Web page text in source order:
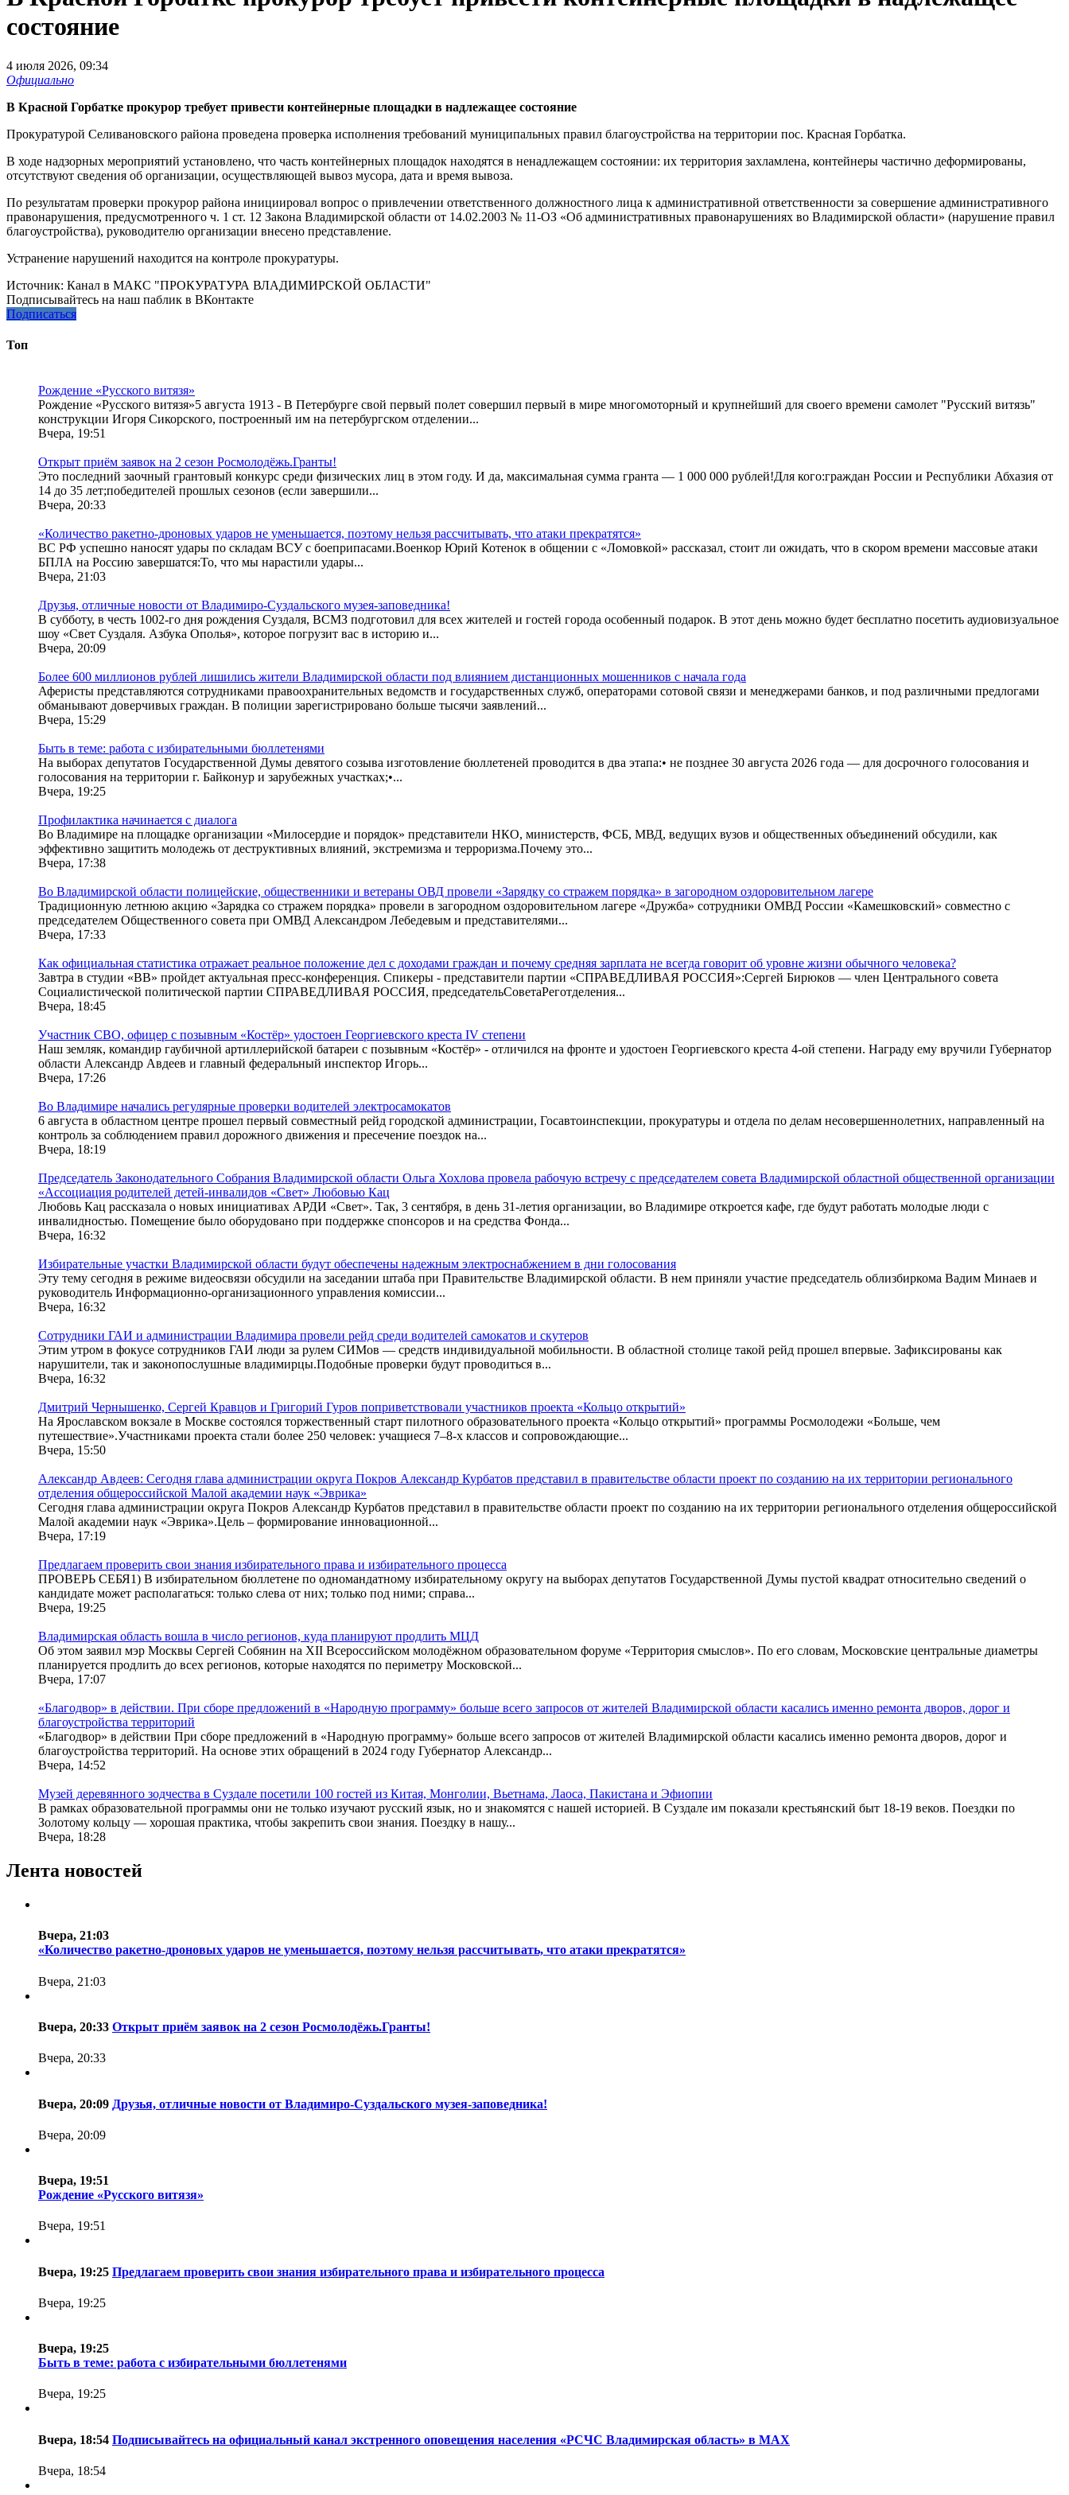
состояние
4 июля 2026, 09:34
Официально
В Красной Горбатке прокурор требует привести контейнерные площадки в надлежащее состояние
Прокуратурой Селивановского района проведена проверка исполнения требований муниципальных правил благоустройства на территории пос. Красная Горбатка.
В ходе надзорных мероприятий установлено, что часть контейнерных площадок находятся в ненадлежащем состоянии: их территория захламлена, контейнеры частично деформированы,
отсутствуют сведения об организации, осуществляющей вывоз мусора, дата и время вывоза.
По результатам проверки прокурор района инициировал вопрос о привлечении ответственного должностного лица к административной ответственности за совершение административного
правонарушения, предусмотренного ч. 1 ст. 12 Закона Владимирской области от 14.02.2003 № 11-ОЗ «Об административных правонарушениях во Владимирской области» (нарушение правил
благоустройства), руководителю организации внесено представление.
Устранение нарушений находится на контроле прокуратуры.
Источник: Канал в МАКС "ПРОКУРАТУРА ВЛАДИМИРСКОЙ ОБЛАСТИ"
Подписывайтесь на наш паблик в ВКонтакте
Подписаться
Топ
Рождение «Русского витязя»
Рождение «Русского витязя»5 августа 1913 - В Петербурге свой первый полет совершил первый в мире многомоторный и крупнейший для своего времени самолет "Русский витязь"
конструкции Игоря Сикорского, построенный им на петербургском отделении...
Вчера, 19:51
Открыт приём заявок на 2 сезон Росмолодёжь.Гранты!
Это последний заочный грантовый конкурс среди физических лиц в этом году. И да, максимальная сумма гранта — 1 000 000 рублей!Для кого:граждан России и Республики Абхазия от
14 до 35 лет;победителей прошлых сезонов (если завершили...
Вчера, 20:33
«Количество ракетно-дроновых ударов не уменьшается, поэтому нельзя рассчитывать, что атаки прекратятся»
ВС РФ успешно наносят удары по складам ВСУ с боеприпасами.Военкор Юрий Котенок в общении с «Ломовкой» рассказал, стоит ли ожидать, что в скором времени массовые атаки
БПЛА на Россию завершатся:То, что мы нарастили удары...
Вчера, 21:03
Друзья, отличные новости от Владимиро-Суздальского музея-заповедника!
В субботу, в честь 1002-го дня рождения Суздаля, ВСМЗ подготовил для всех жителей и гостей города особенный подарок. В этот день можно будет бесплатно посетить аудиовизуальное
шоу «Свет Суздаля. Азбука Ополья», которое погрузит вас в историю и...
Вчера, 20:09
Более 600 миллионов рублей лишились жители Владимирской области под влиянием дистанционных мошенников с начала года
Аферисты представляются сотрудниками правоохранительных ведомств и государственных служб, операторами сотовой связи и менеджерами банков, и под различными предлогами
обманывают доверчивых граждан. В полиции зарегистрировано больше тысячи заявлений...
Вчера, 15:29
Быть в теме: работа с избирательными бюллетенями
На выборах депутатов Государственной Думы девятого созыва изготовление бюллетеней проводится в два этапа:• не позднее 30 августа 2026 года — для досрочного голосования и
голосования на территории г. Байконур и зарубежных участках;•...
Вчера, 19:25
Профилактика начинается с диалога
Во Владимире на площадке организации «Милосердие и порядок» представители НКО, министерств, ФСБ, МВД, ведущих вузов и общественных объединений обсудили, как
эффективно защитить молодежь от деструктивных влияний, экстремизма и терроризма.Почему это...
Вчера, 17:38
Во Владимирской области полицейские, общественники и ветераны ОВД провели «Зарядку со стражем порядка» в загородном оздоровительном лагере
Традиционную летнюю акцию «Зарядка со стражем порядка» провели в загородном оздоровительном лагере «Дружба» сотрудники ОМВД России «Камешковский» совместно с
председателем Общественного совета при ОМВД Александром Лебедевым и представителями...
Вчера, 17:33
Как официальная статистика отражает реальное положение дел с доходами граждан и почему средняя зарплата не всегда говорит об уровне жизни обычного человека?
Завтра в студии «ВВ» пройдет актуальная пресс-конференция. Спикеры - представители партии «СПРАВЕДЛИВАЯ РОССИЯ»:Сергей Бирюков — член Центрального совета
Социалистической политической партии СПРАВЕДЛИВАЯ РОССИЯ, председательСоветаРеготделения...
Вчера, 18:45
Участник СВО, офицер с позывным «Костёр» удостоен Георгиевского креста IV степени
Наш земляк, командир гаубичной артиллерийской батареи с позывным «Костёр» - отличился на фронте и удостоен Георгиевского креста 4-ой степени. Награду ему вручили Губернатор
области Александр Авдеев и главный федеральный инспектор Игорь...
Вчера, 17:26
Во Владимире начались регулярные проверки водителей электросамокатов
6 августа в областном центре прошел первый совместный рейд городской администрации, Госавтоинспекции, прокуратуры и отдела по делам несовершеннолетних, направленный на
контроль за соблюдением правил дорожного движения и пресечение поездок на...
Вчера, 18:19
Председатель Законодательного Собрания Владимирской области Ольга Хохлова провела рабочую встречу с председателем совета Владимирской областной общественной организации
«Ассоциация родителей детей-инвалидов «Свет» Любовью Кац
Любовь Кац рассказала о новых инициативах АРДИ «Свет». Так, 3 сентября, в день 31-летия организации, во Владимире откроется кафе, где будут работать молодые люди с
инвалидностью. Помещение было оборудовано при поддержке спонсоров и на средства Фонда...
Вчера, 16:32
Избирательные участки Владимирской области будут обеспечены надежным электроснабжением в дни голосования
Эту тему сегодня в режиме видеосвязи обсудили на заседании штаба при Правительстве Владимирской области. В нем приняли участие председатель облизбиркома Вадим Минаев и
руководитель Информационно-организационного управления комиссии...
Вчера, 16:32
Сотрудники ГАИ и администрации Владимира провели рейд среди водителей самокатов и скутеров
Этим утром в фокусе сотрудников ГАИ люди за рулем СИМов — средств индивидуальной мобильности. В областной столице такой рейд прошел впервые. Зафиксированы как
нарушители, так и законопослушные владимирцы.Подобные проверки будут проводиться в...
Вчера, 16:32
Дмитрий Чернышенко, Сергей Кравцов и Григорий Гуров поприветствовали участников проекта «Кольцо открытий»
На Ярославском вокзале в Москве состоялся торжественный старт пилотного образовательного проекта «Кольцо открытий» программы Росмолодежи «Больше, чем
путешествие».Участниками проекта стали более 250 человек: учащиеся 7–8-х классов и сопровождающие...
Вчера, 15:50
Александр Авдеев: Сегодня глава администрации округа Покров Александр Курбатов представил в правительстве области проект по созданию на их территории регионального
отделения общероссийской Малой академии наук «Эврика»
Сегодня глава администрации округа Покров Александр Курбатов представил в правительстве области проект по созданию на их территории регионального отделения общероссийской
Малой академии наук «Эврика».Цель – формирование инновационной...
Вчера, 17:19
Предлагаем проверить свои знания избирательного права и избирательного процесса
ПРОВЕРЬ СЕБЯ1) В избирательном бюллетене по одномандатному избирательному округу на выборах депутатов Государственной Думы пустой квадрат относительно сведений о
кандидате может располагаться: только слева от них; только под ними; справа...
Вчера, 19:25
Владимирская область вошла в число регионов, куда планируют продлить МЦД
Об этом заявил мэр Москвы Сергей Собянин на XII Всероссийском молодёжном образовательном форуме «Территория смыслов». По его словам, Московские центральные диаметры
планируется продлить до всех регионов, которые находятся по периметру Московской...
Вчера, 17:07
«Благодвор» в действии. При сборе предложений в «Народную программу» больше всего запросов от жителей Владимирской области касались именно ремонта дворов, дорог и
благоустройства территорий
«Благодвор» в действии При сборе предложений в «Народную программу» больше всего запросов от жителей Владимирской области касались именно ремонта дворов, дорог и
благоустройства территорий. На основе этих обращений в 2024 году Губернатор Александр...
Вчера, 14:52
Музей деревянного зодчества в Суздале посетили 100 гостей из Китая, Монголии, Вьетнама, Лаоса, Пакистана и Эфиопии
В рамках образовательной программы они не только изучают русский язык, но и знакомятся с нашей историей. В Суздале им показали крестьянский быт 18-19 веков. Поездки по
Золотому кольцу — хорошая практика, чтобы закрепить свои знания. Поездку в нашу...
Вчера, 18:28
Лента новостей
Вчера, 21:03
«Количество ракетно-дроновых ударов не уменьшается, поэтому нельзя рассчитывать, что атаки прекратятся»
Вчера, 21:03
Вчера, 20:33 Открыт приём заявок на 2 сезон Росмолодёжь.Гранты!
Вчера, 20:33
Вчера, 20:09 Друзья, отличные новости от Владимиро-Суздальского музея-заповедника!
Вчера, 20:09
Вчера, 19:51
Рождение «Русского витязя»
Вчера, 19:51
Вчера, 19:25 Предлагаем проверить свои знания избирательного права и избирательного процесса
Вчера, 19:25
Вчера, 19:25
Быть в теме: работа с избирательными бюллетенями
Вчера, 19:25
Вчера, 18:54 Подписывайтесь на официальный канал экстренного оповещения населения «РСЧС Владимирская область» в МАХ
Вчера, 18:54